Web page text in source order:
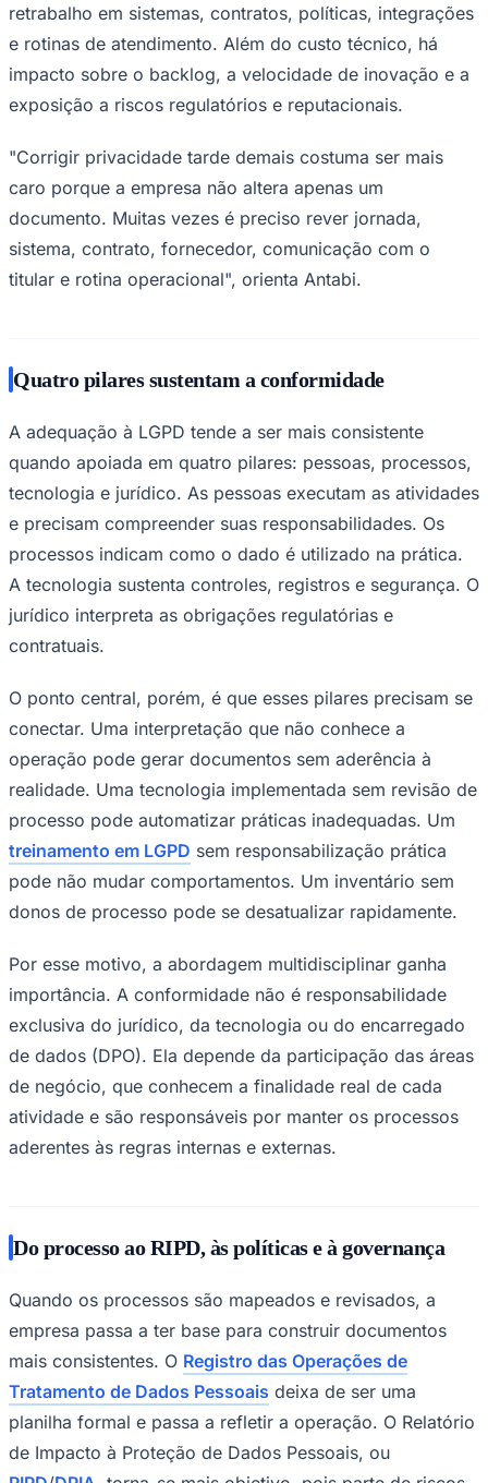
Fluminense
Vasco
retrabalho em sistemas, contratos, políticas, integrações
e rotinas de atendimento. Além do custo técnico, há
impacto sobre o backlog, a velocidade de inovação e a
exposição a riscos regulatórios e reputacionais.
"Corrigir privacidade tarde demais costuma ser mais
caro porque a empresa não altera apenas um
documento. Muitas vezes é preciso rever jornada,
sistema, contrato, fornecedor, comunicação com o
titular e rotina operacional", orienta Antabi.
Quatro pilares sustentam a conformidade
A adequação à LGPD tende a ser mais consistente
quando apoiada em quatro pilares: pessoas, processos,
tecnologia e jurídico. As pessoas executam as atividades
e precisam compreender suas responsabilidades. Os
processos indicam como o dado é utilizado na prática.
A tecnologia sustenta controles, registros e segurança. O
jurídico interpreta as obrigações regulatórias e
contratuais.
O ponto central, porém, é que esses pilares precisam se
conectar. Uma interpretação que não conhece a
operação pode gerar documentos sem aderência à
realidade. Uma tecnologia implementada sem revisão de
processo pode automatizar práticas inadequadas. Um
treinamento em LGPD sem responsabilização prática
pode não mudar comportamentos. Um inventário sem
donos de processo pode se desatualizar rapidamente.
Por esse motivo, a abordagem multidisciplinar ganha
importância. A conformidade não é responsabilidade
exclusiva do jurídico, da tecnologia ou do encarregado
de dados (DPO). Ela depende da participação das áreas
de negócio, que conhecem a finalidade real de cada
atividade e são responsáveis por manter os processos
aderentes às regras internas e externas.
Do processo ao RIPD, às políticas e à governança
Quando os processos são mapeados e revisados, a
empresa passa a ter base para construir documentos
mais consistentes. O Registro das Operações de
Tratamento de Dados Pessoais deixa de ser uma
planilha formal e passa a refletir a operação. O Relatório
de Impacto à Proteção de Dados Pessoais, ou